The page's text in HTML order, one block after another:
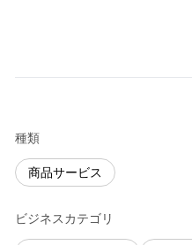
種類
商品サービス
ビジネスカテゴリ